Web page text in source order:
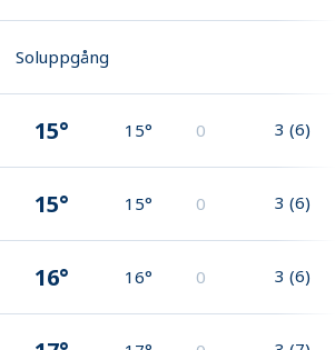
Soluppgång
15° 15° 0 3 (6)
15° 15° 0 3 (6)
16° 16° 0 3 (6)